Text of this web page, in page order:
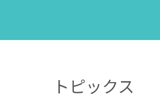
トピックス